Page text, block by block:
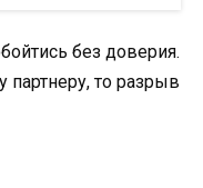
без доверия.
партнеру, то разрыв